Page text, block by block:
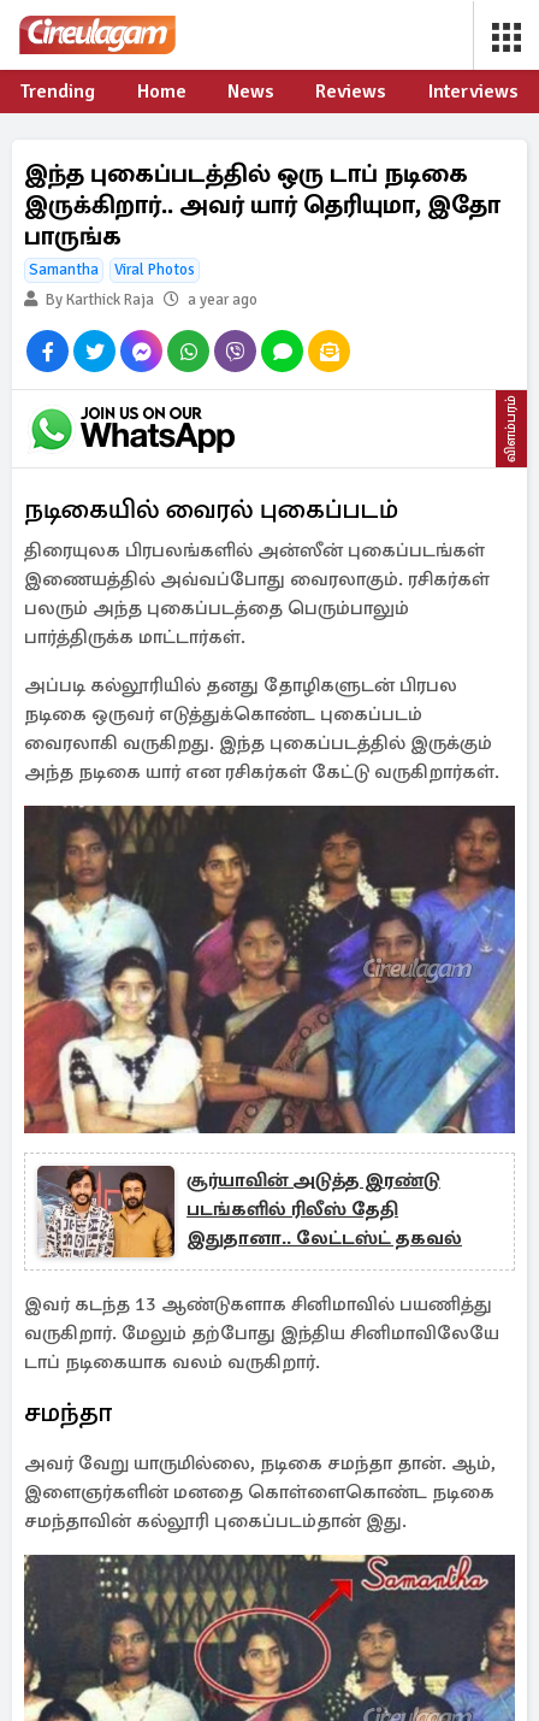
Trending Home News Reviews Interviews
இந்த புகைப்படத்தில் ஒரு டாப் நடிகை
இருக்கிறார்.. அவர் யார் தெரியுமா, இதோ
பாருங்க
Samantha
Viral Photos
By Karthick Raja
a year ago
விளம்பரம்
நடிகையில் வைரல் புகைப்படம்
திரையுலக பிரபலங்களில் அன்ஸீன் புகைப்படங்கள்
இணையத்தில் அவ்வப்போது வைரலாகும். ரசிகர்கள்
பலரும் அந்த புகைப்படத்தை பெரும்பாலும்
பார்த்திருக்க மாட்டார்கள்.
அப்படி கல்லூரியில் தனது தோழிகளுடன் பிரபல
நடிகை ஒருவர் எடுத்துக்கொண்ட புகைப்படம்
வைரலாகி வருகிறது. இந்த புகைப்படத்தில் இருக்கும்
அந்த நடிகை யார் என ரசிகர்கள் கேட்டு வருகிறார்கள்.
சூர்யாவின் அடுத்த இரண்டு
படங்களில் ரிலீஸ் தேதி
இதுதானா.. லேட்டஸ்ட் தகவல்
இவர் கடந்த 13 ஆண்டுகளாக சினிமாவில் பயணித்து
வருகிறார். மேலும் தற்போது இந்திய சினிமாவிலேயே
டாப் நடிகையாக வலம் வருகிறார்.
சமந்தா
அவர் வேறு யாருமில்லை, நடிகை சமந்தா தான். ஆம்,
இளைஞர்களின் மனதை கொள்ளைகொண்ட நடிகை
சமந்தாவின் கல்லூரி புகைப்படம்தான் இது.